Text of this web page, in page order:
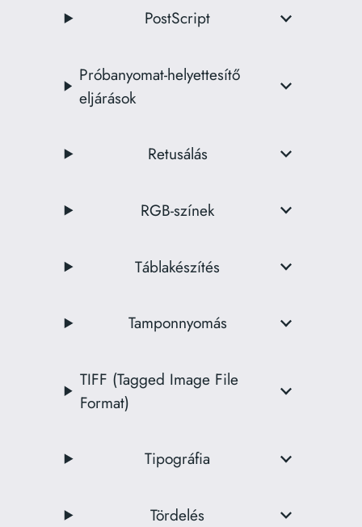
PostScript
Próbanyomat-helyettesítő
eljárások
Retusálás
RGB-színek
Táblakészítés
Tamponnyomás
TIFF (Tagged Image File
Format)
Tipográfia
Tördelés